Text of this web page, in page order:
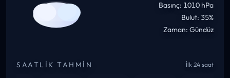
Basınç: 1010 hPa
Bulut: 35%
Zaman: Gündüz
SAATLIK TAHMIN İlk 24 saat